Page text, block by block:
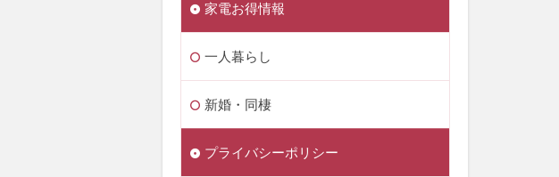
家電お得情報
一人暮らし
新婚・同棲
プライバシーポリシー